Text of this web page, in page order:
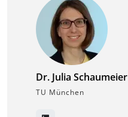
Dr. Julia Schaumeier
TU München